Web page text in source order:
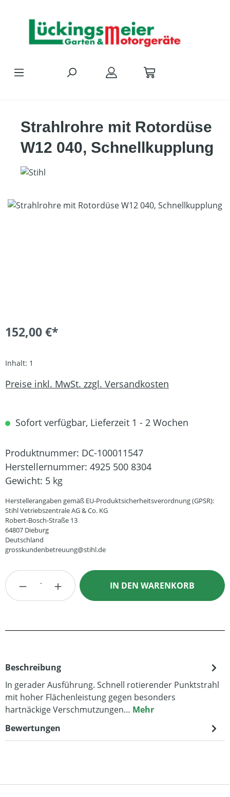
Strahlrohre mit Rotordüse
W12 040, Schnellkupplung
Bildergalerie überspringen
152,00 €*
Inhalt: 1
Preise inkl. MwSt. zzgl. Versandkosten
Sofort verfügbar, Lieferzeit 1 - 2 Wochen
Produktnummer: DC-100011547
Herstellernummer: 4925 500 8304
Gewicht: 5 kg
Herstellerangaben gemäß EU-Produktsicherheitsverordnung (GPSR):
Stihl Vetriebszentrale AG & Co. KG
Robert-Bosch-Straße 13
64807 Dieburg
Deutschland
grosskundenbetreuung@stihl.de
Produkt Anzahl: Gib den gewünschten
IN DEN WARENKORB
Beschreibung
In gerader Ausführung. Schnell rotierender Punktstrahl
mit hoher Flächenleistung gegen besonders
hartnäckige Verschmutzungen… Mehr
Bewertungen